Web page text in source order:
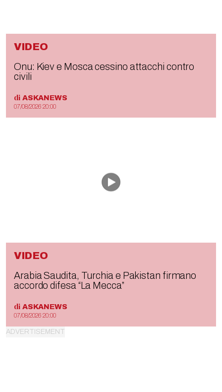
VIDEO
Onu: Kiev e Mosca cessino attacchi contro
civili
di ASKANEWS
07/08/2026 20:00
VIDEO
Arabia Saudita, Turchia e Pakistan firmano
accordo difesa “La Mecca”
di ASKANEWS
07/08/2026 20:00